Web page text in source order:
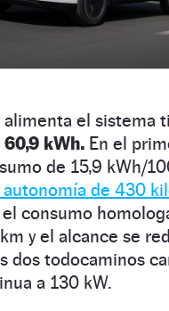
el sistema
kWh. En el
de 15,9 kWh/
autonomía de 430
consumo
y el alcance se
dos todocaminos
a 130 kW.